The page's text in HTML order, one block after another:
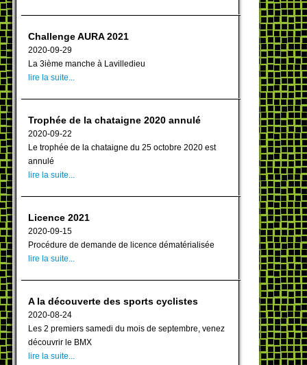
Challenge AURA 2021
2020-09-29
La 3ième manche à Lavilledieu
lire la suite...
Trophée de la chataigne 2020 annulé
2020-09-22
Le trophée de la chataigne du 25 octobre 2020 est
annulé
lire la suite...
Licence 2021
2020-09-15
Procédure de demande de licence dématérialisée
lire la suite...
A la découverte des sports cyclistes
2020-08-24
Les 2 premiers samedi du mois de septembre, venez
découvrir le BMX
lire la suite...